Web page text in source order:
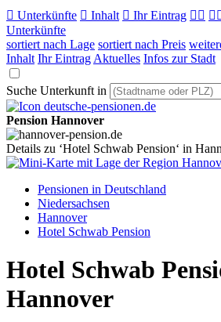
 Unterkünfte  Inhalt  Ihr Eintrag 
Unterkünfte
sortiert nach Lage sortiert nach Preis
Inhalt Ihr Eintrag Aktuelles Infos zur Stadt
Suche Unterkunft in
Pension Hannover
Details zu ‘Hotel Schwab Pension‘ in
Pensionen in Deutschland
Niedersachsen
Hannover
Hotel Schwab Pension
Hotel Schwab
Hannover